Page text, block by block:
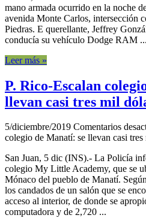
mano armada ocurrido en la noche
avenida Monte Carlos, intersección
Piedras. E querellante, Jeffrey
conducía su vehículo Dodge RAM ...
Leer más »
P. Rico-Escalan
llevan casi tres mil
5/diciembre/2019 Comentarios
colegio de Manatí: se llevan casi
San Juan, 5 dic (INS).- La Policía
colegio My Little Academy, que se
Mónaco del pueblo de Manatí.
los candados de un salón que se
acceso al interior, de donde se
computadora y de 2,720 ...